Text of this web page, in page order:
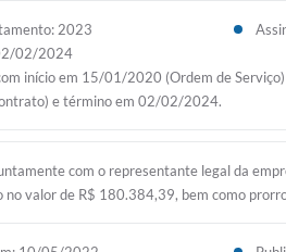
2023
02/2024
início em 15/01/2020 (Ordem de
e término em 02/02/2024.
com o representante legal da
valor de R$ 180.384,39, bem como